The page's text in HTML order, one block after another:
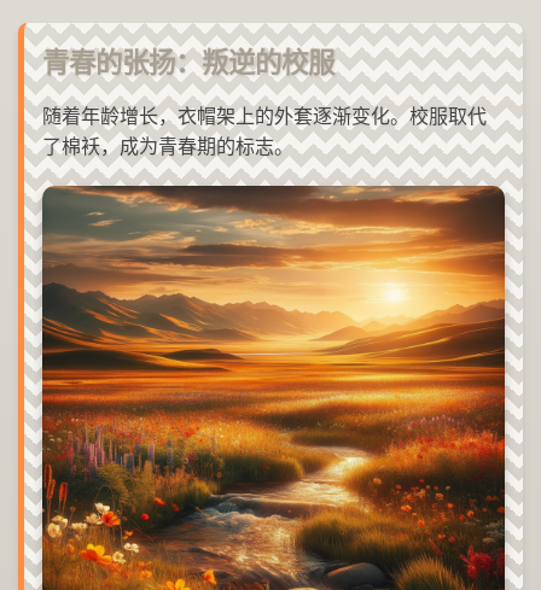
青春的张扬：叛逆的校服
随着年龄增长，衣帽架上的外套逐渐变化。校服取代
了棉袄，成为青春期的标志。